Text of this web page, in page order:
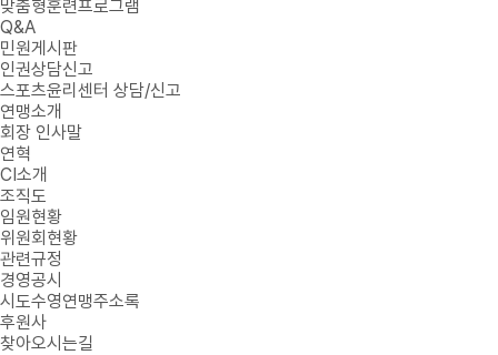
맞춤형훈련프로그램
Q&A
민원게시판
인권상담신고
스포츠윤리센터 상담/신고
연맹소개
회장 인사말
연혁
CI소개
조직도
임원현황
위원회현황
관련규정
경영공시
시도수영연맹주소록
후원사
찾아오시는길